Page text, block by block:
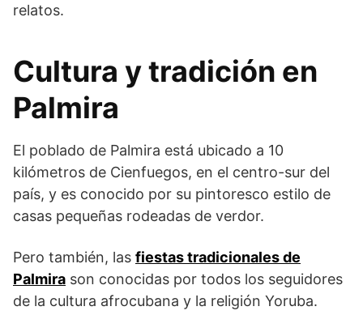
relatos.
Cultura y tradición en
Palmira
El poblado de Palmira está ubicado a 10
kilómetros de Cienfuegos, en el centro-sur del
país, y es conocido por su pintoresco estilo de
casas pequeñas rodeadas de verdor.
Pero también, las fiestas tradicionales de
Palmira son conocidas por todos los seguidores
de la cultura afrocubana y la religión Yoruba.